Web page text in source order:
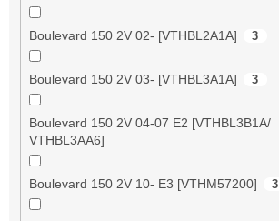
Boulevard 150 2V 02- [VTHBL2A1A] 3
Boulevard 150 2V 03- [VTHBL3A1A] 3
Boulevard 150 2V 04-07 E2 [VTHBL3B1A/
VTHBL3AA6]
Boulevard 150 2V 10- E3 [VTHM57200] 3